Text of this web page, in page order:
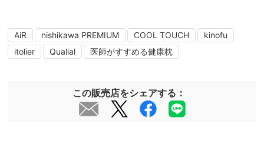
AiR nishikawa PREMIUM COOL TOUCH
kinofu
itolier
Qualial 医師がすすめる健康枕
この販売店をシェアする：